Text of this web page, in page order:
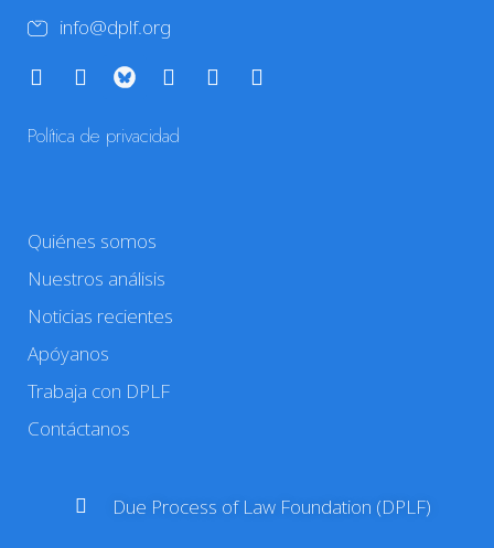
info@dplf.org
Política de privacidad
Quiénes somos
Nuestros análisis
Noticias recientes
Apóyanos
Trabaja con DPLF
Contáctanos
Due Process of Law Foundation (DPLF)